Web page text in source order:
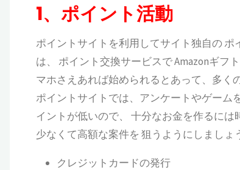
1、 ポイント活動
ポイントサイトを利用してサイト独自の
は、 ポイント交換サービスで Amazonギフ
マホさえあれば始められるとあって、多く
ポイントサイトでは、アンケートやゲーム
イントが低いので、 十分なお金を作るに
少なくて高額な案件を 狙うようにしましょ
クレジットカードの発行